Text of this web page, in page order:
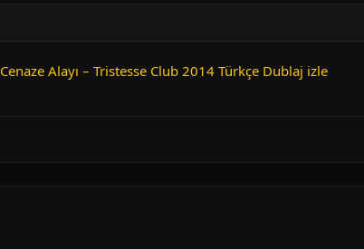
Cenaze Alayı – Tristesse Club 2014 Türkçe Dublaj izle